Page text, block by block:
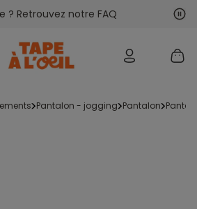
? Retrouvez notre FAQ
pantalon - jogging pantalon